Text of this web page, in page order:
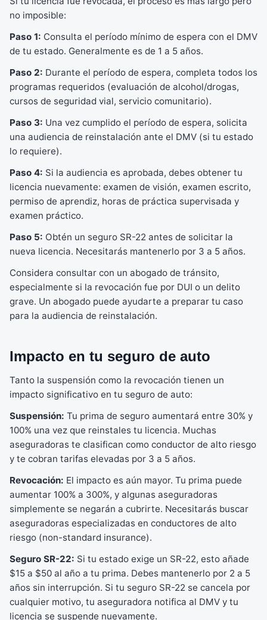
no imposible:
Paso 1: Consulta el período mínimo de espera con el DMV
de tu estado. Generalmente es de 1 a 5 años.
Paso 2: Durante el período de espera, completa todos los
programas requeridos (evaluación de alcohol/drogas,
cursos de seguridad vial, servicio comunitario).
Paso 3: Una vez cumplido el período de espera, solicita
una audiencia de reinstalación ante el DMV (si tu estado
lo requiere).
Paso 4: Si la audiencia es aprobada, debes obtener tu
licencia nuevamente: examen de visión, examen escrito,
permiso de aprendiz, horas de práctica supervisada y
examen práctico.
Paso 5: Obtén un seguro SR-22 antes de solicitar la
nueva licencia. Necesitarás mantenerlo por 3 a 5 años.
Considera consultar con un abogado de tránsito,
especialmente si la revocación fue por DUI o un delito
grave. Un abogado puede ayudarte a preparar tu caso
para la audiencia de reinstalación.
Impacto en tu seguro de auto
Tanto la suspensión como la revocación tienen un
impacto significativo en tu seguro de auto:
Suspensión: Tu prima de seguro aumentará entre 30% y
100% una vez que reinstales tu licencia. Muchas
aseguradoras te clasifican como conductor de alto riesgo
y te cobran tarifas elevadas por 3 a 5 años.
Revocación: El impacto es aún mayor. Tu prima puede
aumentar 100% a 300%, y algunas aseguradoras
simplemente se negarán a cubrirte. Necesitarás buscar
aseguradoras especializadas en conductores de alto
riesgo (non-standard insurance).
Seguro SR-22: Si tu estado exige un SR-22, esto añade
$15 a $50 al año a tu prima. Debes mantenerlo por 2 a 5
años sin interrupción. Si tu seguro SR-22 se cancela por
cualquier motivo, tu aseguradora notifica al DMV y tu
licencia se suspende nuevamente.